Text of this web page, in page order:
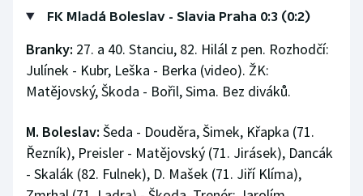
FK Mladá Boleslav - Slavia Praha 0:3 (0:2)
Branky: 27. a 40. Stanciu, 82. Hilál z pen. Rozhodčí:
Julínek - Kubr, Leška - Berka (video). ŽK:
Matějovský, Škoda - Bořil, Sima. Bez diváků.
M. Boleslav: Šeda - Douděra, Šimek, Křapka (71.
Řezník), Preisler - Matějovský (71. Jirásek), Dancák
- Skalák (82. Fulnek), D. Mašek (71. Jiří Klíma),